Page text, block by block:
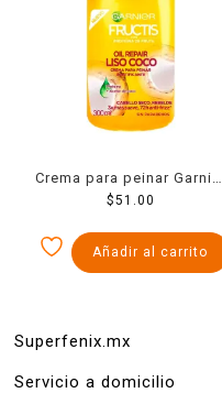
Crema para peinar Garnier
Fructis oil repair liso coco
$51.00
Añadir al carrito
Superfenix.mx
Servicio a domicilio